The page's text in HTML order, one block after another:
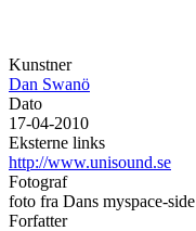
Kunstner
Dan Swanö
Dato
17-04-2010
Eksterne links
http://www.unisound.se
Fotograf
foto fra Dans myspace-side
Forfatter